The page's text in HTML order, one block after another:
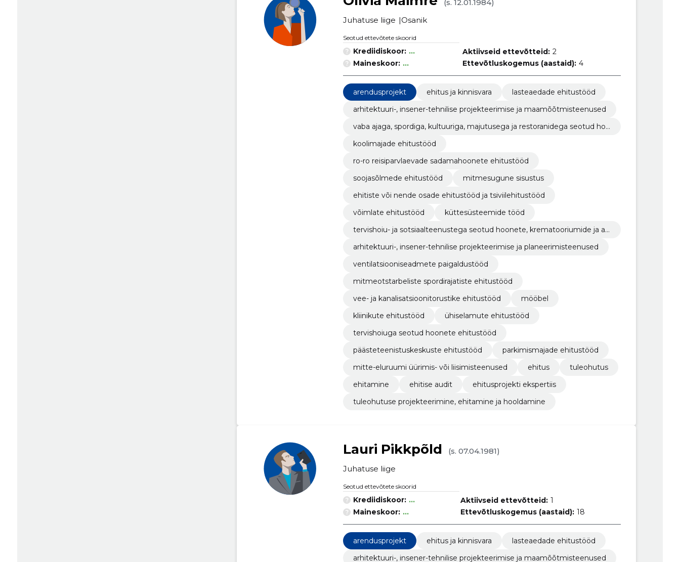
(s. 12.01.1984)
Juhatuse liige
Osanik
Seotud ettevõtete skoorid
Krediidiskoor: ...
Maineskoor: ...
Aktiivseid ettevõtteid: 2
Ettevõtluskogemus (aastaid): 4
arendusprojekt ehitus ja kinnisvara
lasteaedade ehitustööd
arhitektuuri-, insener-tehnilise projekteerimise ja maamõõtmisteenused
vaba ajaga, spordiga, kultuuriga, majutusega ja restoranidega seotud hoo
koolimajade ehitustööd
ro-ro reisiparvlaevade sadamahoonete ehitustööd
soojasõlmede ehitustööd
mitmesugune sisustus
ehitiste või nende osade ehitustööd ja tsiviilehitustööd
võimlate ehitustööd
küttesüsteemide tööd
tervishoiu- ja sotsiaalteenustega seotud hoonete, krematooriumide ja av
arhitektuuri-, insener-tehnilise projekteerimise ja planeerimisteenused
ventilatsiooniseadmete paigaldustööd
mitmeotstarbeliste spordirajatiste ehitustööd
vee- ja kanalisatsioonitorustike ehitustööd
mööbel
kliinikute ehitustööd
ühiselamute ehitustööd
tervishoiuga seotud hoonete ehitustööd
päästeteenistuskeskuste ehitustööd
parkimismajade ehitustööd
mitte-eluruumi üürimis- või liisimisteenused
ehitus
tuleohutus
ehitamine
ehitise audit
ehitusprojekti ekspertiis
tuleohutuse projekteerimine, ehitamine ja hooldamine
Lauri Pikkpõld
(s. 07.04.1981)
Juhatuse liige
Seotud ettevõtete skoorid
Krediidiskoor: ...
Maineskoor: ...
Aktiivseid ettevõtteid: 1
Ettevõtluskogemus (aastaid): 18
arendusprojekt ehitus ja kinnisvara
lasteaedade ehitustööd
arhitektuuri-, insener-tehnilise projekteerimise ja maamõõtmisteenused